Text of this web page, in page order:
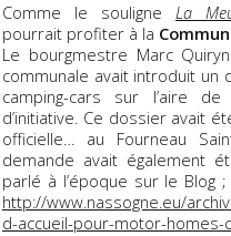
Comme le souligne La
pourrait profiter à la
Le bourgmestre Marc
communale avait introduit
camping-cars sur l’aire
d’initiative. Ce dossier avait
officielle… au Fourneau
demande avait également
parlé à l’époque sur le Blog
http://www.nassogne.eu/
d-accueil-pour-motor-homes-